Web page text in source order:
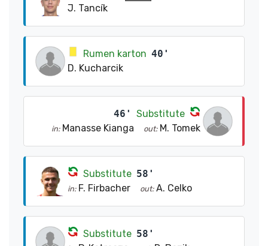
J. Tancík
Rumen karton 40'
D. Kucharcik
46' Substitute
in: Manasse Kianga out: M. Tomek
Substitute 58'
in: F. Firbacher out: A. Celko
Substitute 58'